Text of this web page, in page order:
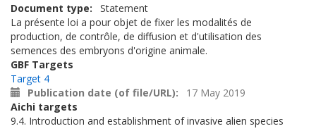
Document type
Statement
La présente loi a pour objet de fixer les modalités de
production, de contrôle, de diffusion et d'utilisation des
semences des embryons d'origine animale.
GBF Targets
Target 4
Publication date (of file/URL)
17 May 2019
Aichi targets
9.4. Introduction and establishment of invasive alien species